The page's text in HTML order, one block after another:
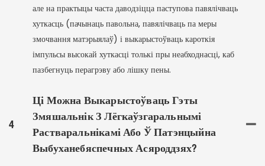
але на практыцы часта даводзіцца паступова павялічваць
хуткасць (пачынаць павольна, павялічваць па меры
змочвання матэрыялаў) і выкарыстоўваць кароткія
імпульсы высокай хуткасці толькі пры неабходнасці, каб
пазбегнуць перагрэву або лішку пены.
4
Ці Можна Выкарыстоўваць Гэты
Змяшальнік З Лёгкаўзгаральнымі
Растваральнікамі Або Ў Патэнцыйна
Выбуханебяспечных Асяроддзях?